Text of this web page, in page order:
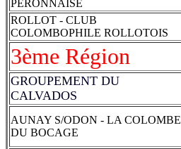
PERONNAISE
ROLLOT - CLUB
COLOMBOPHILE ROLLOTOIS
3ème Région
GROUPEMENT DU
CALVADOS
AUNAY S/ODON - LA COLOMBE
DU BOCAGE